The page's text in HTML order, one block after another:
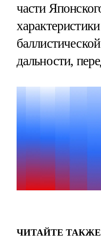
части
дальности,
ЧИТАЙТЕ ТАКЖЕ